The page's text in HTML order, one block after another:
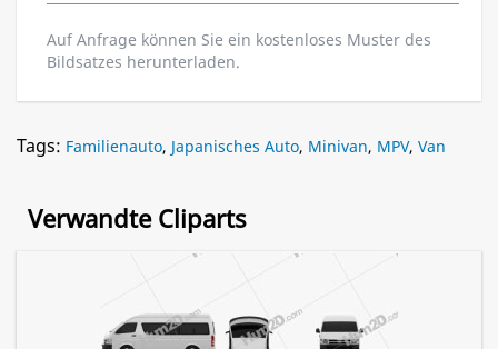
Auf Anfrage können Sie ein kostenloses Muster des
Bildsatzes herunterladen.
Tags: Familienauto, Japanisches Auto, Minivan, MPV, Van
Verwandte Cliparts